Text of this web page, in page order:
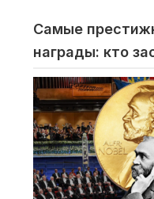
Самые
награды: кто